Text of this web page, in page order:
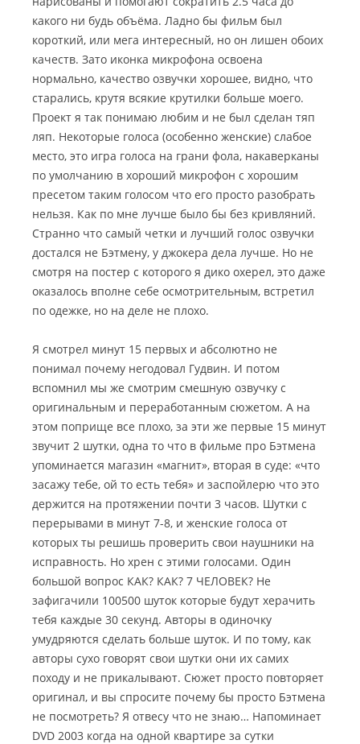
какого ни будь объёма. Ладно бы фильм был
короткий, или мега интересный, но он лишен обоих
качеств. Зато иконка микрофона освоена
нормально, качество озвучки хорошее, видно, что
старались, крутя всякие крутилки больше моего.
Проект я так понимаю любим и не был сделан тяп
ляп. Некоторые голоса (особенно женские) слабое
место, это игра голоса на грани фола, накаверканы
по умолчанию в хороший микрофон с хорошим
пресетом таким голосом что его просто разобрать
нельзя. Как по мне лучше было бы без кривляний.
Странно что самый четки и лучший голос озвучки
достался не Бэтмену, у джокера дела лучше. Но не
смотря на постер с которого я дико охерел, это даже
оказалось вполне себе осмотрительным, встретил
по одежке, но на деле не плохо.
Я смотрел минут 15 первых и абсолютно не
понимал почему негодовал Гудвин. И потом
вспомнил мы же смотрим смешную озвучку с
оригинальным и переработанным сюжетом. А на
этом поприще все плохо, за эти же первые 15 минут
звучит 2 шутки, одна то что в фильме про Бэтмена
упоминается магазин «магнит», вторая в суде: «что
засажу тебе, ой то есть тебя» и заспойлерю что это
держится на протяжении почти 3 часов. Шутки с
перерывами в минут 7-8, и женские голоса от
которых ты решишь проверить свои наушники на
исправность. Но хрен с этими голосами. Один
большой вопрос КАК? КАК? 7 ЧЕЛОВЕК? Не
зафигачили 100500 шуток которые будут херачить
тебя каждые 30 секунд. Авторы в одиночку
умудряются сделать больше шуток. И по тому, как
авторы сухо говорят свои шутки они их самих
походу и не прикалывают. Сюжет просто повторяет
оригинал, и вы спросите почему бы просто Бэтмена
не посмотреть? Я отвесу что не знаю… Напоминает
DVD 2003 когда на одной квартире за сутки